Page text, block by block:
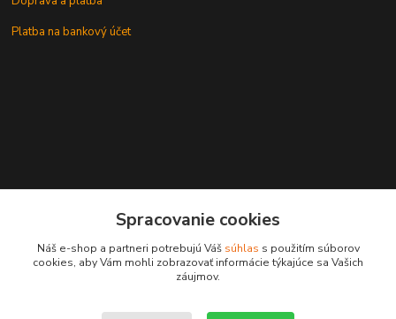
Platba na bankový účet
leksunsro@gmail.com
Spracovanie cookies
Náš e-shop a partneri potrebujú Váš súhlas s použitím súborov
cookies, aby Vám mohli zobrazovať informácie týkajúce sa Vašich
záujmov.